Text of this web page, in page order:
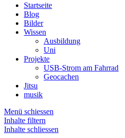
Startseite
Blog
Bilder
Wissen
Ausbildung
Uni
Projekte
USB-Strom am Fahrrad
Geocachen
Jitsu
musik
Menü schiessen
Inhalte filtern
Inhalte schliessen